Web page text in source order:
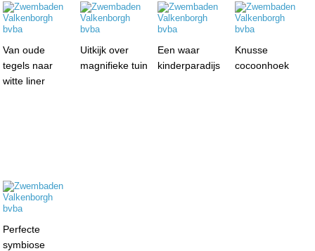
Van oude
tegels naar
witte liner
Uitkijk over
magnifieke tuin
Een waar
kinderparadijs
Knusse
cocoonhoek
Perfecte
symbiose